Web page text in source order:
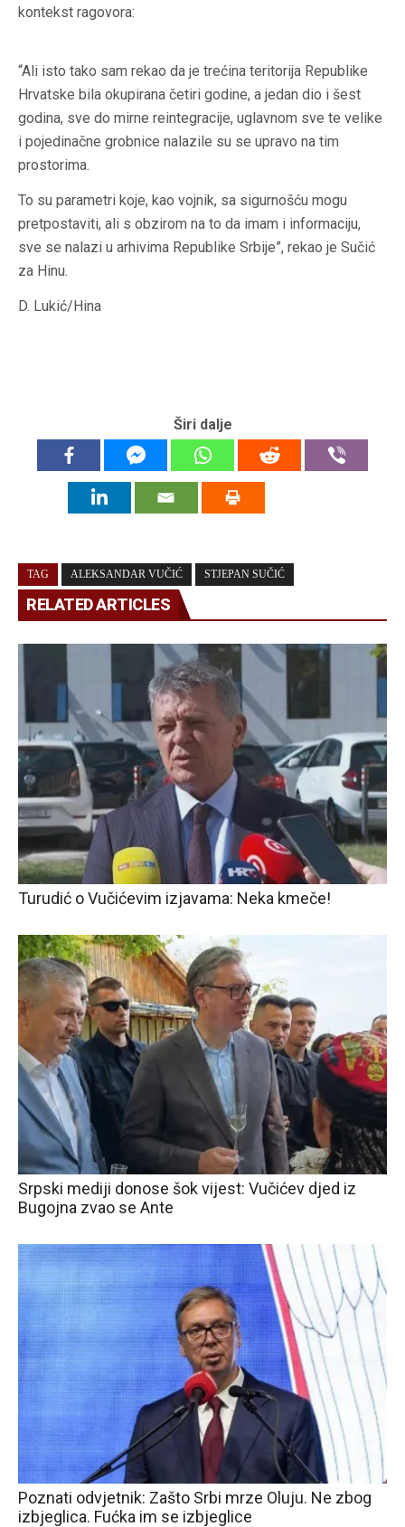
kontekst ragovora:
“Ali isto tako sam rekao da je trećina teritorija Republike
Hrvatske bila okupirana četiri godine, a jedan dio i šest
godina, sve do mirne reintegracije, uglavnom sve te velike
i pojedinačne grobnice nalazile su se upravo na tim
prostorima.
To su parametri koje, kao vojnik, sa sigurnošću mogu
pretpostaviti, ali s obzirom na to da imam i informaciju,
sve se nalazi u arhivima Republike Srbije”, rekao je Sučić
za Hinu.
D. Lukić/Hina
Širi dalje
TAG ALEKSANDAR VUČIĆ STJEPAN SUČIĆ
RELATED ARTICLES
Turudić o Vučićevim izjavama: Neka kmeče!
Srpski mediji donose šok vijest: Vučićev djed iz
Bugojna zvao se Ante
Poznati odvjetnik: Zašto Srbi mrze Oluju. Ne zbog
izbjeglica. Fućka im se izbjeglice